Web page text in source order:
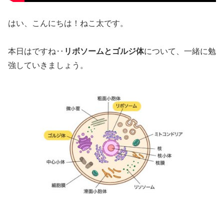
はい、こんにちは！ねこ太です。
本日はですね‥ リボソームとゴルジ体について、一緒に勉
強していきましょう。